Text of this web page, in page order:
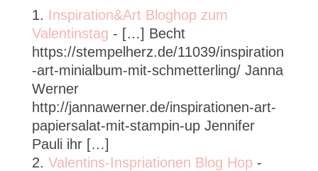
Inspiration&Art Bloghop zum
Valentinstag - […] Becht
https://stempelherz.de/11039/inspiration
-art-minialbum-mit-schmetterling/ Janna
Werner
http://jannawerner.de/inspirationen-art-
papiersalat-mit-stampin-up Jennifer
Pauli ihr […]
Valentins-Inspriationen Blog Hop -